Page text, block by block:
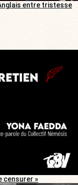
entre tristesse
censurer »